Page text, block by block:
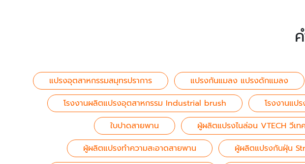
แปรงอุตสาหกรรมสมุทรปราการ แปรงกันแมลง แปรงดักแมลง
โรงงานผลิตแปรงอุตสาหกรรม Industrial brush
โรงงานแป
ใบปาดสายพาน
ผู้ผลิตแปรงไนล่อน VTECH วีเท
ผู้ผลิตแปรงทำความสะอาดสายพาน
ผู้ผลิตแปรงกันฝุ่น